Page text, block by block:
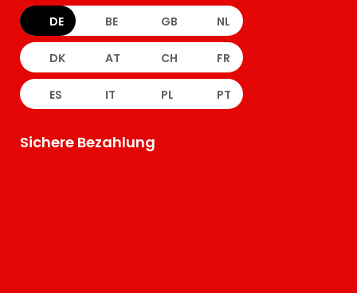
DE BE GB NL
DK AT CH FR
ES IT PL PT
Sichere Bezahlung